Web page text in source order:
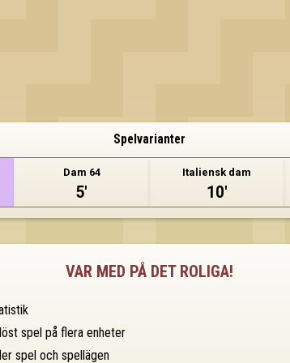
Spelvarianter
Dam 64
5'
Italiensk dam
10'
VAR MED PÅ DET ROLIGA!
spel på flera enheter
spel och spellägen